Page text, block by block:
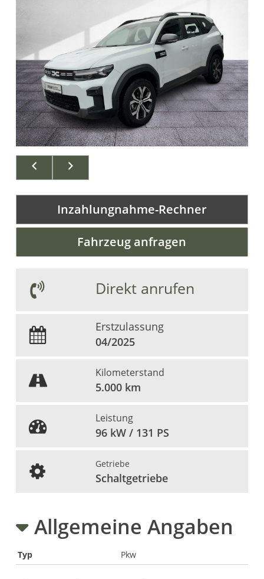
Inzahlungnahme-Rechner
Fahrzeug anfragen
Direkt anrufen
Erstzulassung
04/2025
Kilometerstand
5.000 km
Leistung
96 kW / 131 PS
Getriebe
Schaltgetriebe
Allgemeine Angaben
Typ Pkw